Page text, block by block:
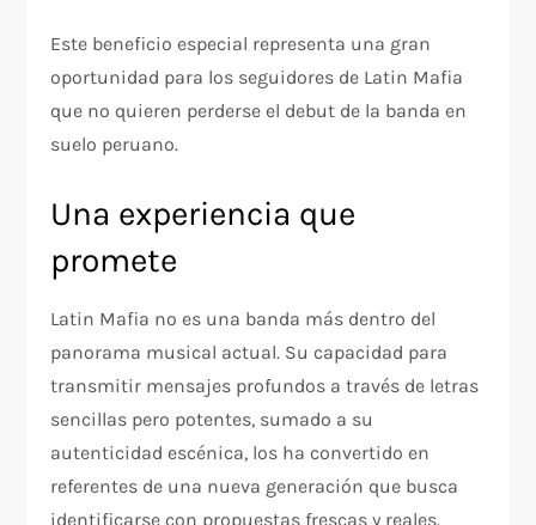
Este beneficio especial representa una gran
oportunidad para los seguidores de Latin Mafia
que no quieren perderse el debut de la banda en
suelo peruano.
Una experiencia que
promete
Latin Mafia no es una banda más dentro del
panorama musical actual. Su capacidad para
transmitir mensajes profundos a través de letras
sencillas pero potentes, sumado a su
autenticidad escénica, los ha convertido en
referentes de una nueva generación que busca
identificarse con propuestas frescas y reales.